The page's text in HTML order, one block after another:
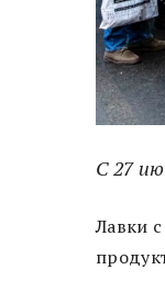
С 27
Лавки